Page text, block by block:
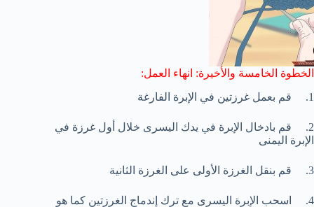
الخطوة الخامسة والأخيرة: انهاء العمل:
1. قم بعمل غرزتين في الإبرة الفارغة
2. قم بادخال الإبرة في يدك اليسرى خلال أول غرزة في
الإبرة اليمنى
3. قم بنقل الغرزة الأولى على الغرزة الثانية
4. اسحب الإبرة اليسرى مع ترك إندماج الغرزتين كما هو